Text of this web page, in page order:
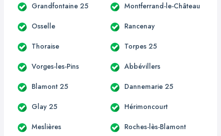
Grandfontaine 25 Montferrand-le-Château
Osselle Rancenay
Thoraise Torpes 25
Vorges-les-Pins Abbévillers
Blamont 25 Dannemarie 25
Glay 25 Hérimoncourt
Meslières Roches-lès-Blamont